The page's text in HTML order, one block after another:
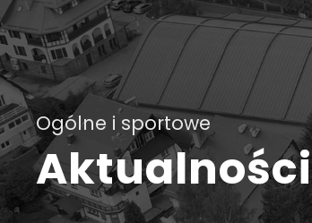
Ogólne i sportowe
Aktualności